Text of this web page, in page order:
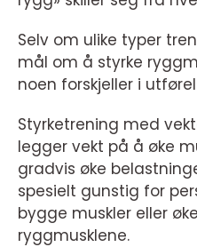
Selv om ulike typer
mål om å styrke
noen forskjeller i
Styrketrening med
legger vekt på å øke
gradvis øke
spesielt gunstig for
bygge muskler eller
ryggmusklene.